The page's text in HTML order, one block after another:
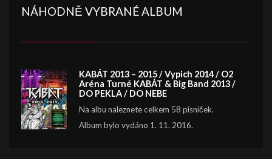
NÁHODNĚ VYBRANÉ ALBUM
KABÁT 2013 – 2015 / Vypich 2014 / O2
Aréna Turné KABÁT & Big Band 2013 /
DO PEKLA / DO NEBE
Na albu naleznete celkem 58 písniček.
Album bylo vydáno 1. 11. 2016.